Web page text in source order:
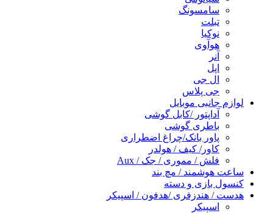
سامسونگ
تبلت
نوکیا
هوآوی
آنر
اپل
ال جی
جی پلاس
لوازم جانبی موبایل
آداپتور /کابل گوشی
باطری گوشی
پاور بانک/چراغ اضطراری
کاور/ کیف / هولدر
فلش / مموری / جک / Aux
ساعت هوشمند / مچ بند
کنسول بازی و دسته
هدست / هندزفری /هدفون / اسپیکر
اسپیکر